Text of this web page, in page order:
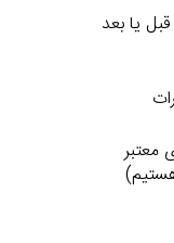
یا بعد
معتبر
هستیم)